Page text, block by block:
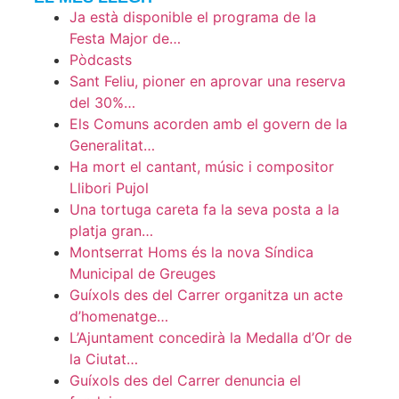
Ja està disponible el programa de la
Festa Major de…
Pòdcasts
Sant Feliu, pioner en aprovar una reserva
del 30%…
Els Comuns acorden amb el govern de la
Generalitat…
Ha mort el cantant, músic i compositor
Llibori Pujol
Una tortuga careta fa la seva posta a la
platja gran…
Montserrat Homs és la nova Síndica
Municipal de Greuges
Guíxols des del Carrer organitza un acte
d’homenatge…
L’Ajuntament concedirà la Medalla d’Or de
la Ciutat…
Guíxols des del Carrer denuncia el